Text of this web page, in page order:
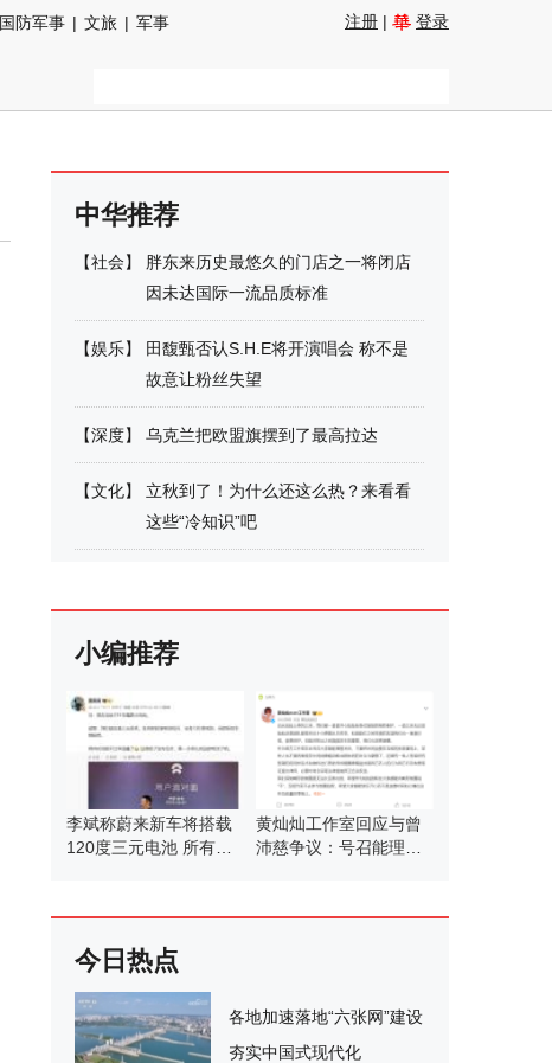
国防军事 | 文旅 | 军事
注册 | 登录
中华推荐
【社会】
胖东来历史最悠久的门店之一将闭店
因未达国际一流品质标准
【娱乐】
田馥甄否认S.H.E将开演唱会 称不是
故意让粉丝失望
【深度】 乌克兰把欧盟旗摆到了最高拉达
【文化】
立秋到了！为什么还这么热？来看看
这些“冷知识”吧
小编推荐
李斌称蔚来新车将搭载
120度三元电池 所有车
黄灿灿工作室回应与曾
沛慈争议：号召能理智
今日热点
各地加速落地“六张网”建设
夯实中国式现代化